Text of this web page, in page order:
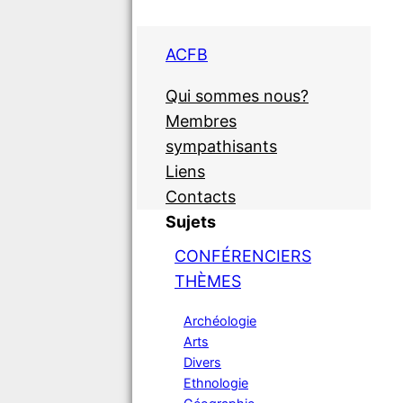
ACFB
Qui sommes nous?
Membres
sympathisants
Liens
Contacts
Sujets
CONFÉRENCIERS
THÈMES
Archéologie
Arts
Divers
Ethnologie